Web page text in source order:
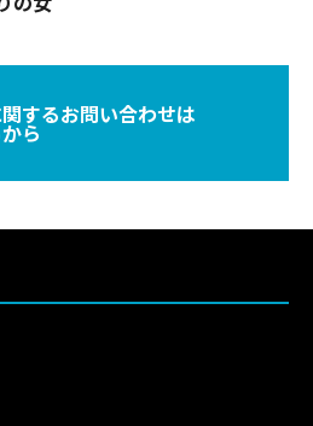
するお問い合わせは
ら